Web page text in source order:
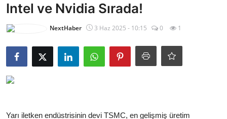
Magazin
Siyaset
Dünya
Intel ve Nvidia Sırada!
NextHaber 3 Haz 2025 - 10:15 0 1
Yarı iletken endüstrisinin devi TSMC, en gelişmiş üretim